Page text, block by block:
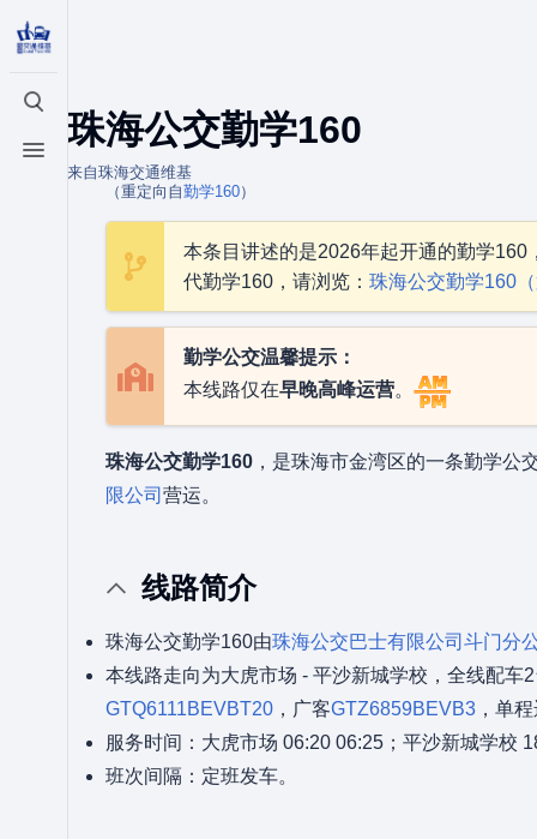
打开/关闭搜索
打开/关闭菜单
珠海公交勤学160
来自珠海交通维基
（重定向自勤学160）
本条目讲述的是2026年起开通的勤学
代勤学160，请浏览： 珠海公交勤学160
勤学公交温馨提示：
本线路仅在早晚高峰运营。
珠海公交勤学160 ，是珠海市金湾区的一条勤学公
限公司 营运。
线路简介
珠海公交勤学160由珠海公交巴士有限公司 斗门分
本线路走向为大虎市场 - 平沙新城学校，全线配车
GTQ6111BEVBT20 ，广客GTZ6859BEVB3 ，单
服务时间：大虎市场 06:20 06:25；平沙新城学校
班次间隔：定班发车。